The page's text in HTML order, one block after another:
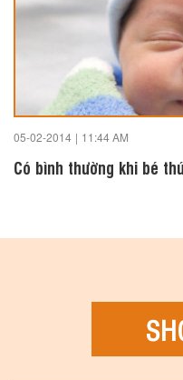
05-02-2014 | 11:44 AM
Có bình thường khi bé